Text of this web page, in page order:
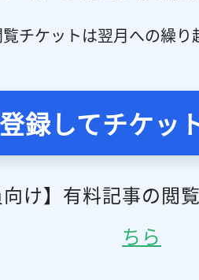
チケットは翌月への繰り
録してチケッ
向け】有料記事の閲
ちら